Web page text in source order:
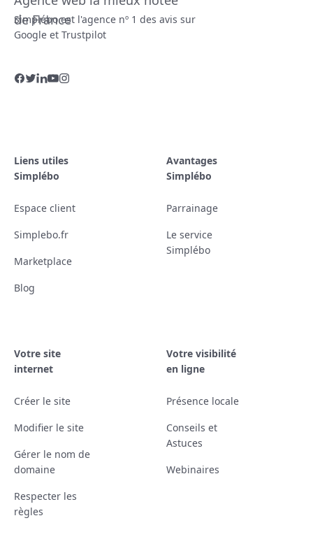
Simplébo est l'agence nº 1 des avis sur
Google et Trustpilot
Liens utiles
Simplébo
Espace client
Simplebo.fr
Marketplace
Blog
Avantages
Simplébo
Parrainage
Le service
Simplébo
Votre site
internet
Créer le site
Modifier le site
Gérer le nom de
domaine
Respecter les
règles
Votre visibilité
en ligne
Présence locale
Conseils et
Astuces
Webinaires